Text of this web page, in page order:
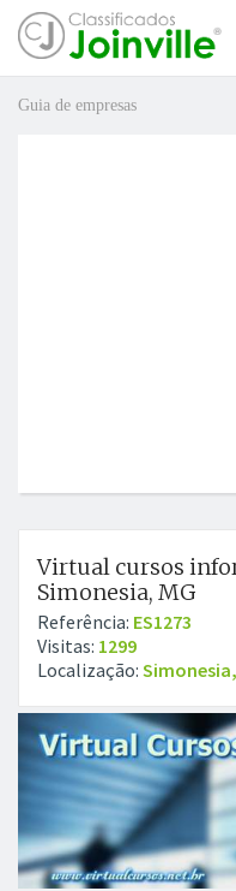
Guia de empresas
Virtual cursos
Simonesia, MG
Referência: ES1273
Visitas: 1299
Localização: Simonesia,
GRÁTIS